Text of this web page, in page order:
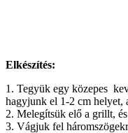
Elkészítés:
1. Tegyük egy közepes
hagyjunk el 1-2 cm helyet,
2. Melegítsük elő a grillt,
3. Vágjuk fel